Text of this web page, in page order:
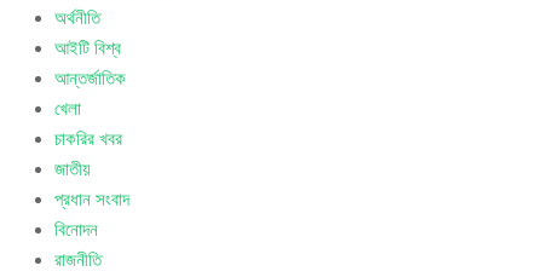
অর্থনীতি
আইটি বিশ্ব
আন্তর্জাতিক
খেলা
চাকরির খবর
জাতীয়
প্রধান সংবাদ
বিনোদন
রাজনীতি